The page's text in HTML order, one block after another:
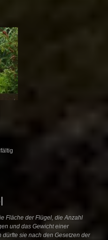
Fläche der Flügel, die Anzahl
und das Gewicht einer
dürfte sie nach den Gesetzen der